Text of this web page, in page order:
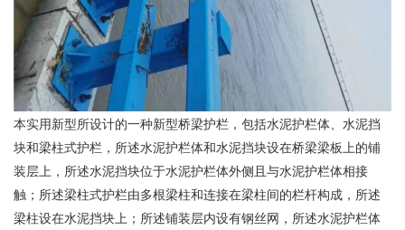
本实用新型所设计的一种新型桥梁护栏，包括水泥护栏体、水泥挡
块和梁柱式护栏，所述水泥护栏体和水泥挡块设在桥梁梁板上的铺
装层上，所述水泥挡块位于水泥护栏体外侧且与水泥护栏体相接
触；所述梁柱式护栏由多根梁柱和连接在梁柱间的栏杆构成，所述
梁柱设在水泥挡块上；所述铺装层内设有钢丝网，所述水泥护栏体